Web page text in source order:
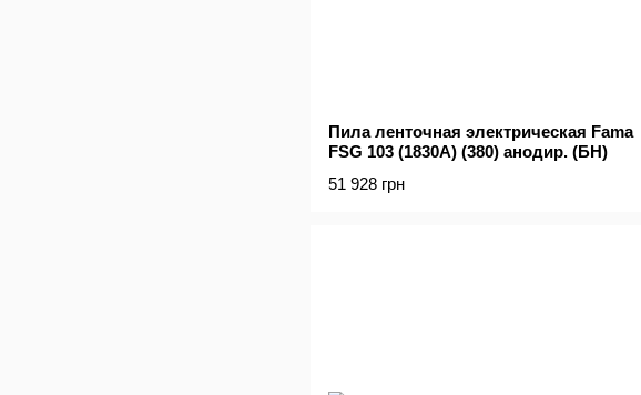
Пила ленточная электрическая Fama
FSG 103 (1830A) (380) анодир. (БН)
51 928 грн